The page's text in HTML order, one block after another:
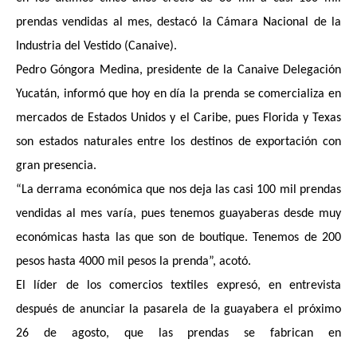
prendas vendidas al mes, destacó la Cámara Nacional de la
Industria del Vestido (Canaive).
Pedro Góngora Medina, presidente de la Canaive Delegación
Yucatán, informó que hoy en día la prenda se comercializa en
mercados de Estados Unidos y el Caribe, pues Florida y Texas
son estados naturales entre los destinos de exportación con
gran presencia.
“La derrama económica que nos deja las casi 100 mil prendas
vendidas al mes varía, pues tenemos guayaberas desde muy
económicas hasta las que son de boutique. Tenemos de 200
pesos hasta 4000 mil pesos la prenda”, acotó.
El líder de los comercios textiles expresó, en entrevista
después de anunciar la pasarela de la guayabera el próximo
26 de agosto, que las prendas se fabrican en